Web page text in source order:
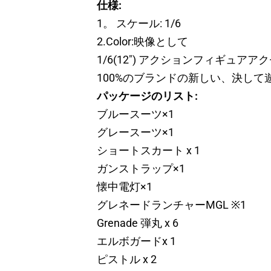
仕様:
1。 スケール: 1/6
2.Color:映像として
1/6(12") アクションフィギュアア
100%のブランドの新しい、決して
パッケージのリスト:
ブルースーツ×1
グレースーツ×1
ショートスカート x 1
ガンストラップ×1
懐中電灯×1
グレネードランチャーMGL ※1
Grenade 弾丸 x 6
エルボガードx 1
ピストル x 2